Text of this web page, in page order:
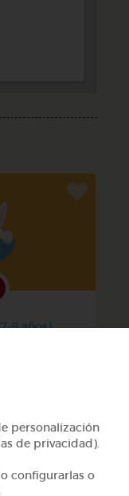
8 años)
personalización
de privacidad).
configurarlas o